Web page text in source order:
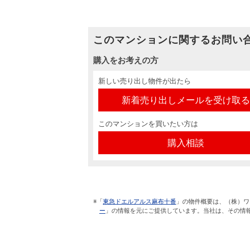
このマンションに関するお問い
購入をお考えの方
新しい売り出し物件が出たら
新着売り出しメールを受け取る
このマンションを買いたい方は
購入相談
※「 東急ドエルアルス麻布十番 」の物件概要は、（株）
ー 」の情報を元にご提供しています。当社は、その情